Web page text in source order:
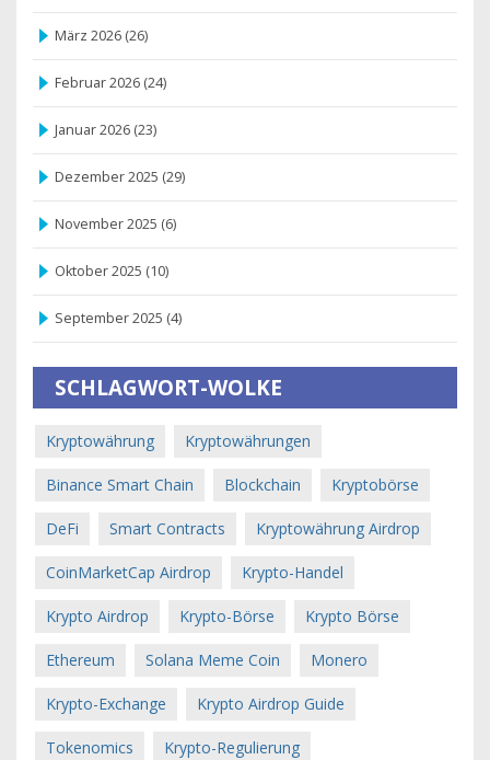
März 2026 (26)
Februar 2026 (24)
Januar 2026 (23)
Dezember 2025 (29)
November 2025 (6)
Oktober 2025 (10)
September 2025 (4)
SCHLAGWORT-WOLKE
Kryptowährung Kryptowährungen
Binance Smart Chain Blockchain Kryptobörse
DeFi Smart Contracts Kryptowährung Airdrop
CoinMarketCap Airdrop Krypto-Handel
Krypto Airdrop Krypto-Börse Krypto Börse
Ethereum Solana Meme Coin Monero
Krypto-Exchange Krypto Airdrop Guide
Tokenomics Krypto-Regulierung